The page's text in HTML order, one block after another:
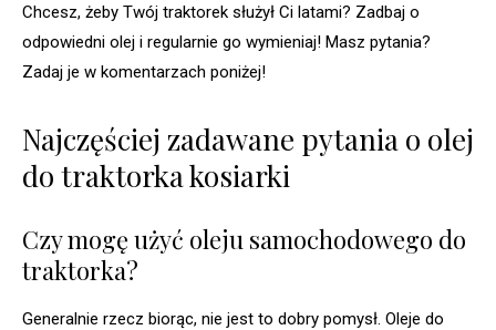
Chcesz, żeby Twój traktorek służył Ci latami? Zadbaj o
odpowiedni olej i regularnie go wymieniaj! Masz pytania?
Zadaj je w komentarzach poniżej!
Najczęściej zadawane pytania o olej
do traktorka kosiarki
Czy mogę użyć oleju samochodowego do
traktorka?
Generalnie rzecz biorąc, nie jest to dobry pomysł. Oleje do